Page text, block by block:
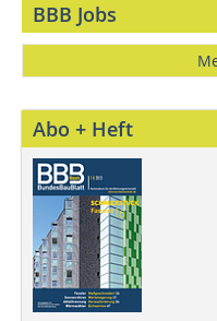
BBB Jobs
Abo + Heft